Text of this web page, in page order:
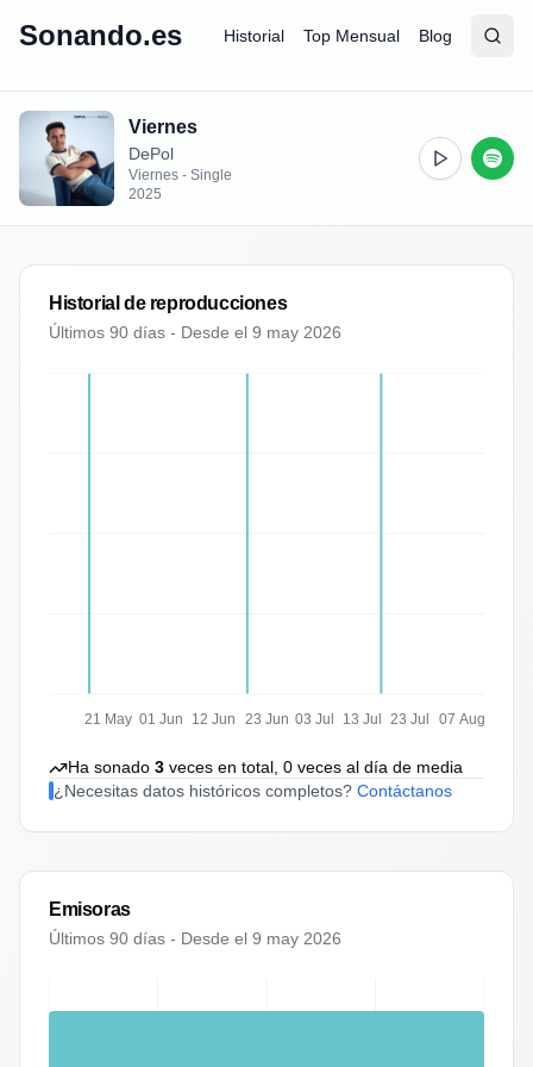
Sonando.es Historial Top Mensual Blog
Abrir
Viernes
DePol
Viernes - Single
2025
Historial de reproducciones
Últimos 90 días - Desde el 9 may 2026
21 May 01 Jun 12 Jun 23 Jun 03 Jul 13 Jul 23 Jul 07 Aug
Ha sonado 3 veces en total, 0 veces al día de media
¿Necesitas datos históricos completos? Contáctanos
Emisoras
Últimos 90 días - Desde el 9 may 2026